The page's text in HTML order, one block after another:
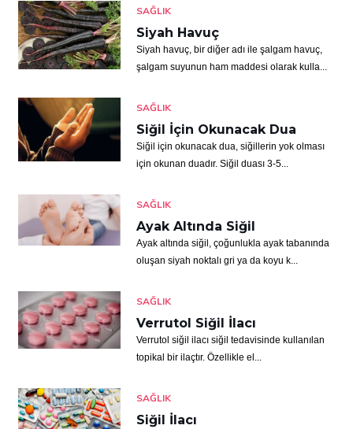
SAĞLIK
Siyah Havuç
Siyah havuç, bir diğer adı ile şalgam havuç,
şalgam suyunun ham maddesi olarak kulla...
SAĞLIK
Siğil İçin Okunacak Dua
Siğil için okunacak dua, siğillerin yok olması
için okunan duadır. Siğil duası 3-5...
SAĞLIK
Ayak Altında Siğil
Ayak altında siğil, çoğunlukla ayak tabanında
oluşan siyah noktalı gri ya da koyu k...
SAĞLIK
Verrutol Siğil İlacı
Verrutol siğil ilacı siğil tedavisinde kullanılan
topikal bir ilaçtır. Özellikle el...
SAĞLIK
Siğil İlacı